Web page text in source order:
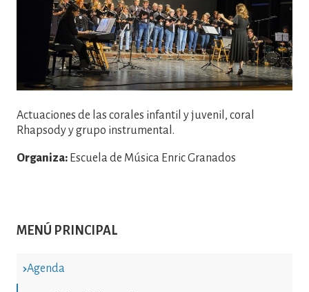
MENÚ PRINCIPAL
Agenda
Actuaciones de las corales infantil y juvenil, coral
Rhapsody y grupo instrumental.
Organiza: Escuela de Música Enric Granados